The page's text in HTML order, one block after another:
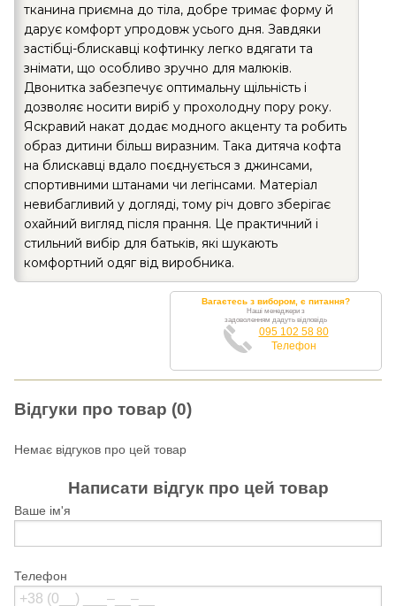
тканина приємна до тіла, добре тримає форму й
дарує комфорт упродовж усього дня. Завдяки
застібці-блискавці кофтинку легко вдягати та
знімати, що особливо зручно для малюків.
Двонитка забезпечує оптимальну щільність і
дозволяє носити виріб у прохолодну пору року.
Яскравий накат додає модного акценту та робить
образ дитини більш виразним. Така дитяча кофта
на блискавці вдало поєднується з джинсами,
спортивними штанами чи легінсами. Матеріал
невибагливий у догляді, тому річ довго зберігає
охайний вигляд після прання. Це практичний і
стильний вибір для батьків, які шукають
комфортний одяг від виробника.
Вагаєтесь з вибором, є питання?
Наші менеджери з
задоволенням дадуть відповідь
095 102 58 80
Телефон
Відгуки про товар (0)
Немає відгуков про цей товар
Написати відгук про цей товар
Ваше ім'я
Телефон